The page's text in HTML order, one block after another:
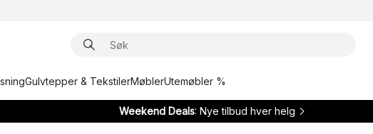
Gulvtepper & TekstilerMøblerUtemøbler %
Weekend Deals: Nye tilbud hver helg